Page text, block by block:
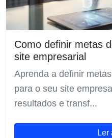
Como definir metas
site empresarial
Aprenda a definir
para o seu site
resultados e transf...
Ler